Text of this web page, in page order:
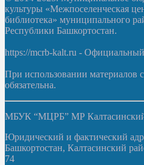
культуры «Межпоселенческая
библиотека» муниципального
Республики Башкортостан.
https://mcrb-kalt.ru -
При использовании материалов
обязательна.
МБУК “МЦРБ” МР
Юридический и фактический
Башкортостан, Калтасинский
74